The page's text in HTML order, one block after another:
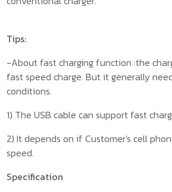
Tips:
-About fast charging function :the
fast speed charge. But it generally
conditions.
1) The USB cable can support fast
2) It depends on if Customer's cell
speed.
Specification